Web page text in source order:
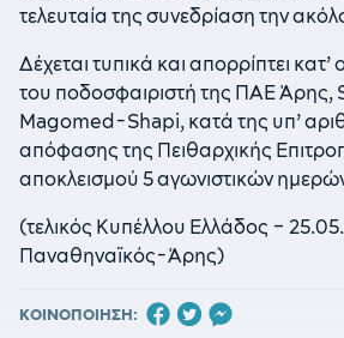
τελευταία της συνεδρίαση την
Δέχεται τυπικά και απορρίπτει
του ποδοσφαιριστή της ΠΑΕ Άρης,
Magomed-Shapi, κατά της υπ’
απόφασης της Πειθαρχικής
αποκλεισμού 5 αγωνιστικών
(τελικός Κυπέλλου Ελλάδος –
Παναθηναϊκός-Άρης)
ΚΟΙΝΟΠΟΙΗΣΗ: